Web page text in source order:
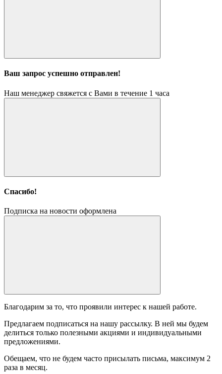
Ваш запрос успешно отправлен!
Наш менеджер свяжется с Вами в течение 1 часа
Спасибо!
Подписка на новости оформлена
Благодарим за то, что проявили интерес к нашей работе.
Предлагаем подписаться на нашу рассылку. В ней мы будем
делиться только полезными акциями и индивидуальными
предложениями.
Обещаем, что не будем часто присылать письма, максимум 2
раза в месяц.